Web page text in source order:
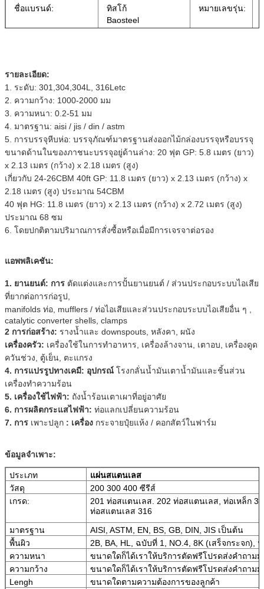
ชื่อแบรนด์:
ทิสโก้
Baosteel
หมายเลขรุ่น:
เงื่อนไขการชำระเงิน: T / T
รายละเอียด:
1. ระดับ: 301,304,304L, 316Letc
2. ความกว้าง: 1000-2000 มม
3. ความหนา: 0.2-51 มม
4. มาตรฐาน: aisi / jis / din / astm
5. การบรรจุหีบห่อ: บรรจุภัณฑ์มาตรฐานส่งออกไม้กล่องบรรจุหรือบรรจุ
ขนาดด้านในของภาชนะบรรจุอยู่ด้านล่าง: 20 ฟุต GP: 5.8 เมตร (ยาว)
x 2.13 เมตร (กว้าง) x 2.18 เมตร (สูง)
เกี่ยวกับ 24-26CBM 40ft GP: 11.8 เมตร (ยาว) x 2.13 เมตร (กว้าง) x
2.18 เมตร (สูง) ประมาณ 54CBM
40 ฟุต HG: 11.8 เมตร (ยาว) x 2.13 เมตร (กว้าง) x 2.72 เมตร (สูง)
ประมาณ 68 ซม
6. โดยปกติตามปริมาณการสั่งซื้อหรือเมื่อมีการเจรจาต่อรอง
แอพพลิเคชัน:
1. ยานยนต์: การ ตัดแต่งและการปั้นยานยนต์ / ส่วนประกอบระบบไอเสีย
ที่ยากต่อการก่อรูป,
manifolds ท่อ, mufflers / ท่อไอเสียและส่วนประกอบระบบไอเสียอื่น ๆ ,
catalytic converter shells, clamps
2 การก่อสร้าง: รางน้ำและ downspouts, หลังคา, ผนัง
เครื่องครัว: เครื่องใช้ในการทำอาหาร, เครื่องล้างจาน, เตาอบ, เครื่องดูด
ควันช่วง, ตู้เย็น, ตะแกรง
4. การแปรรูปทางเคมี: อุปกรณ์ โรงกลั่นน้ำมันเตาน้ำมันและชิ้นส่วน
เครื่องทำความร้อน
5. เครื่องใช้ไฟฟ้า: ถังน้ำร้อนเตาเผาที่อยู่อาศัย
6. การผลิตกระแสไฟฟ้า: ท่อแลกเปลี่ยนความร้อน
7. การ เพาะปลูก : เครื่อง กระจายปุ๋ยแห้ง / คอกสัตว์ในฟาร์ม
ข้อมูลจำเพาะ:
ประเภท
แผ่นสแตนเลส
วัสดุ
200 300 400 ซีรีส์
เกรด:
201 ท่อสแตนเลส. 202 ท่อสแตนเลส, ท่อเหล็ก
ท่อสแตนเลส 316
มาตรฐาน
AISI, ASTM, EN, BS, GB, DIN, JIS เป็นต้น
พื้นผิว
2B, BA, HL, ฉบับที่ 1, NO.4, 8K (เสร็จกระจก),
ความหนา
ขนาดใดก็ได้เราให้บริการตัดฟรีโปรดส่งคำถาม
ความกว้าง
ขนาดใดก็ได้เราให้บริการตัดฟรีโปรดส่งคำถาม
Lengh
ขนาดใดตามความต้องการของลูกค้า